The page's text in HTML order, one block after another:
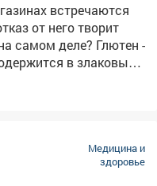
встречаются
от него творит
деле? Глютен -
в злаковых:
у которого нет
полноценный
у 0,5-1% населения.
Таких тоже не
Медицина и
здоровье